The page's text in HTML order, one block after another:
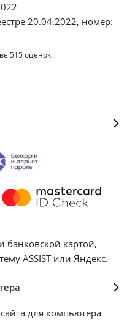
20.04.2022, номер:
515оценок.
банковской картой,
ASSIST или Яндекс.
для компьютера